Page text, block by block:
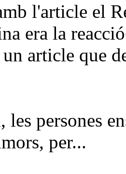
l'article el
era la
article que
les persones
per...